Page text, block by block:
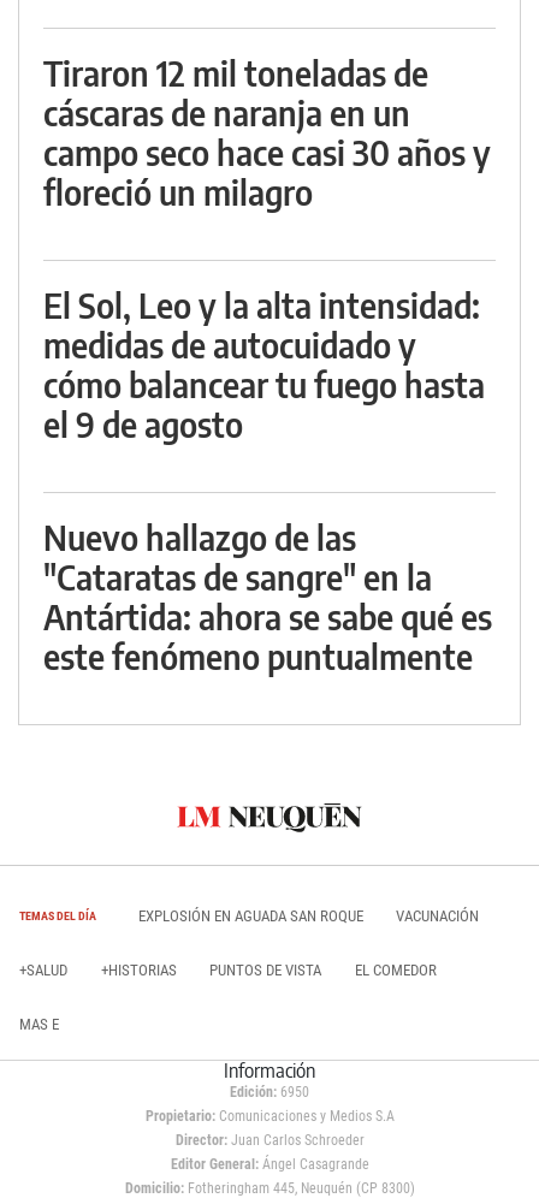
Tiraron 12 mil toneladas de
cáscaras de naranja en un
campo seco hace casi 30 años y
floreció un milagro
El Sol, Leo y la alta intensidad:
medidas de autocuidado y
cómo balancear tu fuego hasta
el 9 de agosto
Nuevo hallazgo de las
"Cataratas de sangre" en la
Antártida: ahora se sabe qué es
este fenómeno puntualmente
TEMAS DEL DÍA EXPLOSIÓN EN AGUADA SAN ROQUE VACUNACIÓN
+SALUD +HISTORIAS PUNTOS DE VISTA EL COMEDOR
MAS E
Información
Edición: 6950
Propietario:Comunicaciones y Medios S.A
Director: Juan Carlos Schroeder
Editor General:Ángel Casagrande
Domicilio:Fotheringham 445, Neuquén (CP 8300)